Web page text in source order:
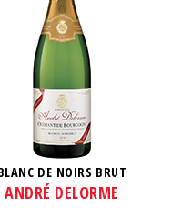
DE NOIRS BRUT
ANDRÉ DELORME